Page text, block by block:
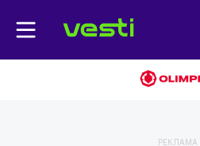
РЕКЛАМА